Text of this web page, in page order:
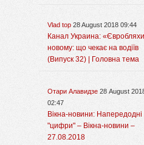
Vlad top 28 August 2018 09:44
Канал Украина:
новому: що чекає на водіїв
(Випуск 32) | Головна тема
Отари Алавидзе 28 August
02:47
Вікна-новини: Напередодні
"цифри" – Вікна-новини –
27.08.2018